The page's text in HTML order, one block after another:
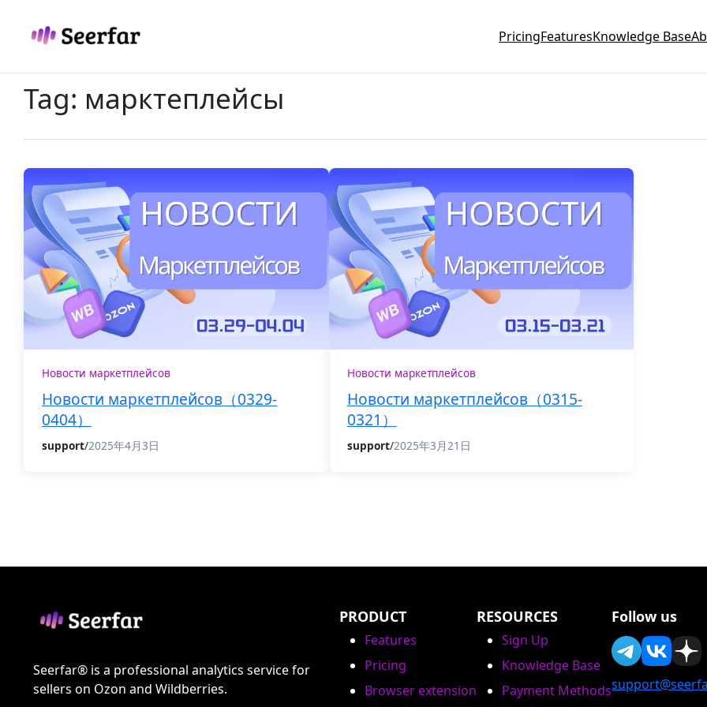
content
PricingFeaturesKnowledge Base
Tag: марктеплейсы
Новости маркетплейсов
Новости маркетплейсов（0329-
0404）
support/2025年4月3日
Новости маркетплейсов
Новости маркетплейсов（0315-
0321）
support/2025年3月21日
Seerfar® is a professional analytics service for
sellers on Ozon and Wildberries.
PRODUCT
Features
Pricing
Browser extension
RESOURCES
Sign Up
Knowledge Base
Payment Methods
Follow us